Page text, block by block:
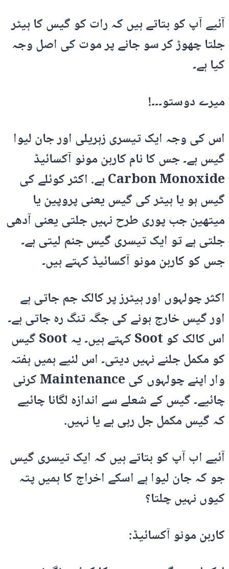
آئیے آپ کو بتاتے ہیں کہ رات کو گیس کا ہیٹر
جلتا چھوڑ کر سو جانے پر موت کی اصل وجہ
کیا ہے۔
میرے دوستو۔۔۔!
اس کی وجہ ایک تیسری زہریلی اور جان لیوا
گیس ہے۔ جس کا نام کاربن مونو آکسائیڈ
Carbon Monoxide ہے. اکثر کوئلے کی
گیس ہو یا ہیٹر کی گیس یعنی پروپین یا
میتھین جب پوری طرح نہیں جلتی یعنی آدھی
جلتی ہے تو ایک تیسری گیس جنم لیتی ہے۔
جس کو کاربن مونو آکسائیڈ کہتے ہیں۔
اکثر چولہوں اور ہیٹرز پر کالک جم جاتی ہے
اور گیس خارج ہونے کی جگہ تنگ رہ جاتی ہے۔
اس کالک کو Soot کہتے ہیں۔ یہ Soot گیس
کو مکمل جلنے نہیں دیتی۔ اس لئیے ہمیں ہفتہ
وار اپنے چولہوں کی Maintenance کرنی
چائیے۔ گیس کے شعلے سے اندازہ لگانا چائیے
کہ گیس مکمل جل رہی ہے یا نہیں.
آئیے اب آپ کو بتاتے ہیں کہ ایک تیسری گیس
جو کہ جان لیوا ہے اسکے اخراج کا ہمیں پتہ
کیوں نہیں چلتا؟
کاربن مونو آکسائیڈ: